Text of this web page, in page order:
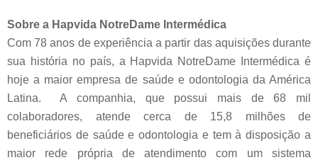
Sobre a Hapvida NotreDame Intermédica
Com 78 anos de experiência a partir das aquisições durante
sua história no país, a Hapvida NotreDame Intermédica é
hoje a maior empresa de saúde e odontologia da América
Latina. A companhia, que possui mais de 68 mil
colaboradores, atende cerca de 15,8 milhões de
beneficiários de saúde e odontologia e tem à disposição a
maior rede própria de atendimento com um sistema